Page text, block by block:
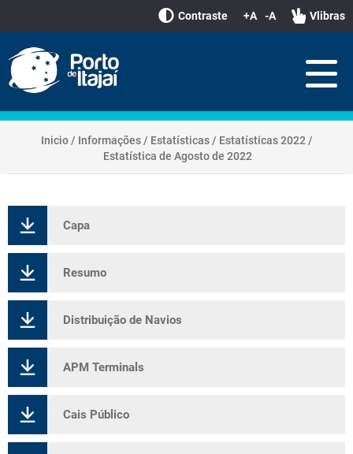
Contraste +A -A Vlibras
Inicio / Informações / Estatísticas / Estatísticas 2022 /
Estatística de Agosto de 2022
Capa
Resumo
Distribuição de Navios
APM Terminals
Cais Público